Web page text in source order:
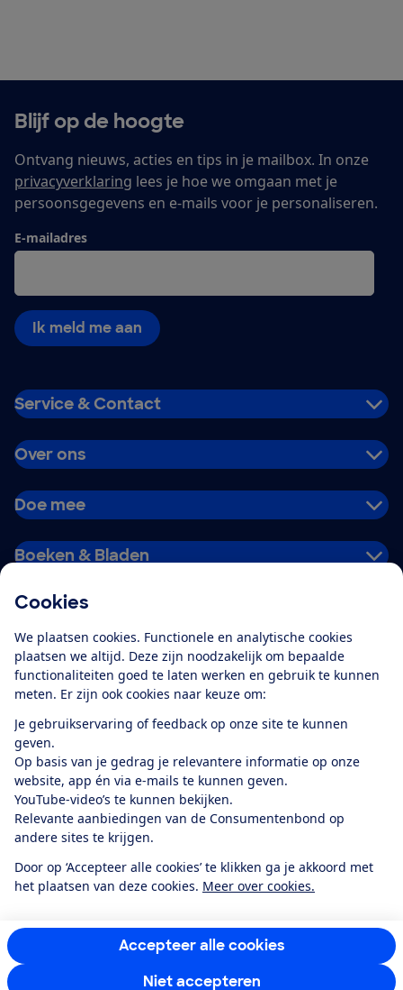
Cookies
We plaatsen cookies. Functionele en analytische cookies
plaatsen we altijd. Deze zijn noodzakelijk om bepaalde
functionaliteiten goed te laten werken en gebruik te kunnen
meten. Er zijn ook cookies naar keuze om:
Je gebruikservaring of feedback op onze site te kunnen
geven.
Op basis van je gedrag je relevantere informatie op onze
website, app én via e-mails te kunnen geven.
YouTube-video’s te kunnen bekijken.
Relevante aanbiedingen van de Consumentenbond op
andere sites te krijgen.
Door op ‘Accepteer alle cookies’ te klikken ga je akkoord met
het plaatsen van deze cookies. Meer over cookies.
Accepteer alle cookies
Niet accepteren
Blijf op de hoogte
Ontvang nieuws, acties en tips in je mailbox. In onze
privacyverklaring lees je hoe we omgaan met je
persoonsgegevens en e-mails voor je personaliseren.
E-mailadres
Ik meld me aan
Service & Contact
Over ons
Doe mee
Boeken & Bladen
Alles over de
app
Algemene Voorwaarden
Privacyverklaring
Cookiebeleid
Privacyvoorkeuren
Toegankelijkheid
RSS-feed nieuws
Facebook
TwitterInstagram
YoutubeLinkedIn
12.901consumentenbeoordelen de Consumentenbondmet gemiddeld